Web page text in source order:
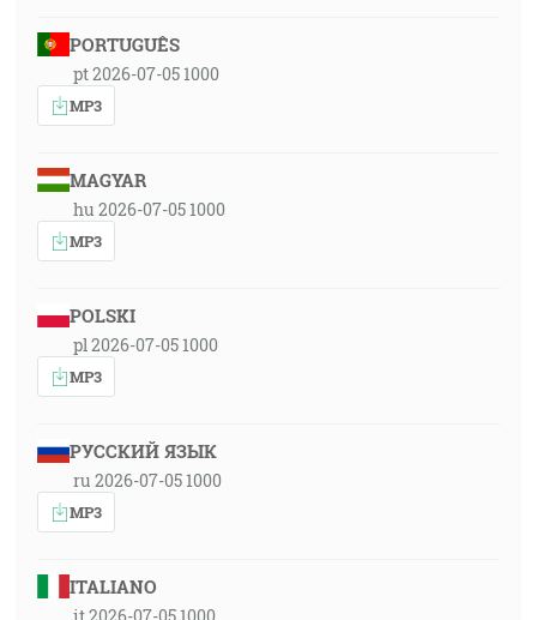
PORTUGUÊS
pt 2026-07-05 1000
MP3
MAGYAR
hu 2026-07-05 1000
MP3
POLSKI
pl 2026-07-05 1000
MP3
РУССКИЙ ЯЗЫК
ru 2026-07-05 1000
MP3
ITALIANO